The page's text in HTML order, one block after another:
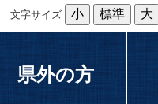
文字サイズ 小 標準 大
県外の方